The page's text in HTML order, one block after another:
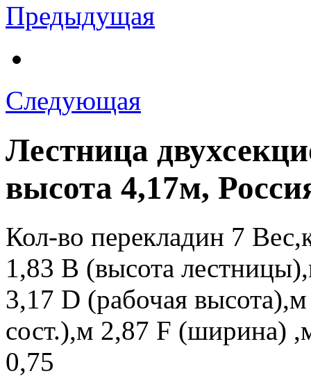
Предыдущая
Следующая
Лестница
высота 4,17м,
Кол-во перекладин 7
1,83 В (высота
3,17 D (рабочая
сост.),м 2,87 F (ширина)
0,75